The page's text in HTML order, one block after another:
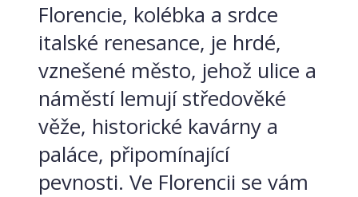
Florencie, kolébka a srdce
italské renesance, je hrdé,
vznešené město, jehož ulice a
náměstí lemují středověké
věže, historické kavárny a
paláce, připomínající
pevnosti. Ve Florencii se vám